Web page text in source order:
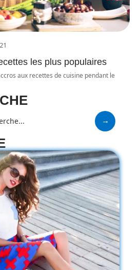
les plus populaires
aux recettes de cuisine pendant le